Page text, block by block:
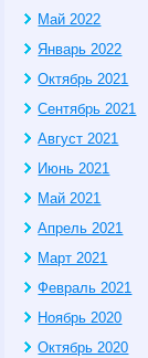
Май 2022
Январь 2022
Октябрь 2021
Сентябрь 2021
Август 2021
Июнь 2021
Май 2021
Апрель 2021
Март 2021
Февраль 2021
Ноябрь 2020
Октябрь 2020